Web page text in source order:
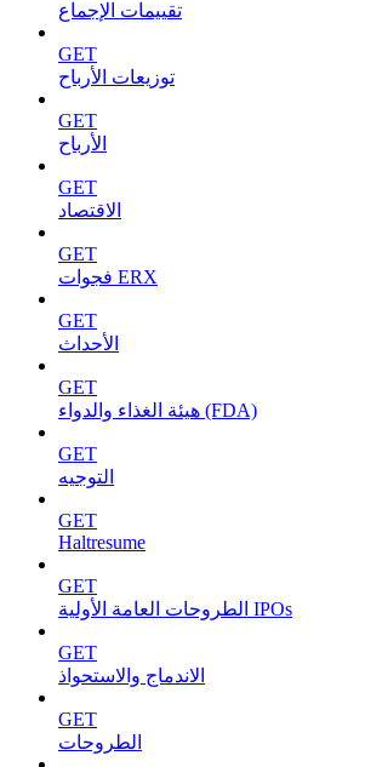
تقييمات الإجماع
GET
توزيعات الأرباح
GET
الأرباح
GET
الاقتصاد
GET
فجوات ERX
GET
الأحداث
GET
هيئة الغذاء والدواء (FDA)
GET
التوجيه
GET
Haltresume
GET
الطروحات العامة الأولية IPOs
GET
الاندماج والاستحواذ
GET
الطروحات